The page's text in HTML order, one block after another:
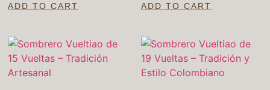
ADD TO CART ADD TO CART